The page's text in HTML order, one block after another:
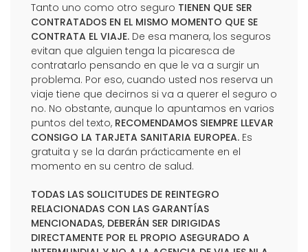
Tanto uno como otro seguro TIENEN QUE SER
CONTRATADOS EN EL MISMO MOMENTO QUE SE
CONTRATA EL VIAJE. De esa manera, los seguros
evitan que alguien tenga la picaresca de
contratarlo pensando en que le va a surgir un
problema. Por eso, cuando usted nos reserva un
viaje tiene que decirnos si va a querer el seguro o
no. No obstante, aunque lo apuntamos en varios
puntos del texto, RECOMENDAMOS SIEMPRE LLEVAR
CONSIGO LA TARJETA SANITARIA EUROPEA. Es
gratuita y se la darán prácticamente en el
momento en su centro de salud.
TODAS LAS SOLICITUDES DE REINTEGRO
RELACIONADAS CON LAS GARANTÍAS
MENCIONADAS, DEBERÁN SER DIRIGIDAS
DIRECTAMENTE POR EL PROPIO ASEGURADO A